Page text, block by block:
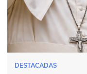
DESTACADAS